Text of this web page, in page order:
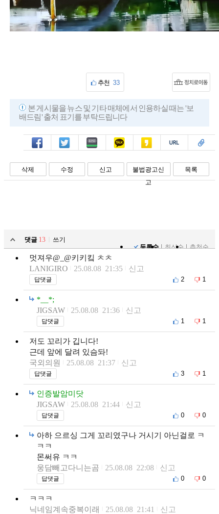
추천 33
본 게시물을 뉴스 및 기타 매체에서 인용하실 때는 '보
배드림' 출처 표기를 부탁드립니다
페북 트윗 밴드 카톡 카스 복사 스크랩
삭제 수정 신고
불법광고신
고
목록
댓글 13
쓰기
등록순
최신순 추천순
멋져우@_@키키킼 ㅊㅊ
LANIGIRO
25.08.08 21:35 신고
답댓글 2 1
*__*;
JIGSAW
25.08.08 21:36 신고
답댓글 1 1
저도 꼬리가 깁니다!
근데 앞에 달려 있슴돠!
국외의원
25.08.08 21:37 신고
답댓글 3 1
인증발암미닷
JIGSAW
25.08.08 21:44 신고
답댓글 0 0
아하 으르싱 그게 꼬리였구나 거시기 아닌걸로 ㅋ
ㅋㅋ
몬써유 ㅋㅋ
웅담빼고다니는곰
25.08.08 22:08 신고
답댓글 0 0
ㅋㅋㅋ
닉네임계속중복이래
25.08.08 21:41 신고